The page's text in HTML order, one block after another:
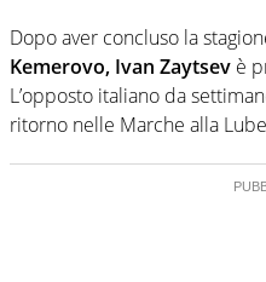
Dopo aver concluso la
Kemerovo, Ivan Zaytsev è
L’opposto italiano da
ritorno nelle Marche alla